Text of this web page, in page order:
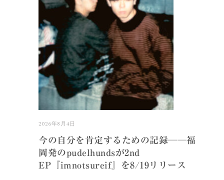
2026年8月4日
今の自分を肯定するための記録──福
岡発のpudelhundsが2nd
EP『imnotsureif』を8/19リリース